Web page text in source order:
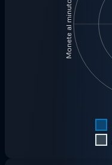
Monete al minuto